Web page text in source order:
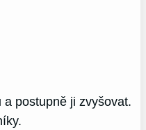
postupně ji zvyšovat.